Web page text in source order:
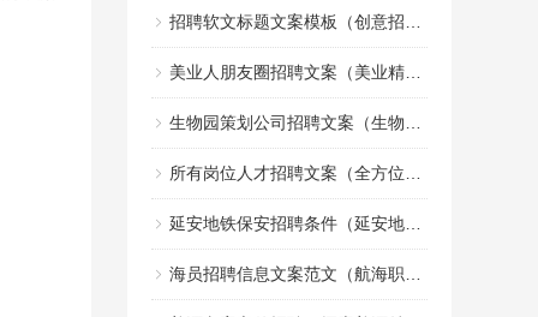
招聘软文标题文案模板（创意招聘文案标题设计指南）
美业人朋友圈招聘文案（美业精英招募令：共创美丽事业的朋友圈）
生物园策划公司招聘文案（生物园策划团队诚邀创意文案加入）
所有岗位人才招聘文案（全方位职位人才招募宣传文案）
延安地铁保安招聘条件（延安地铁安保人员招聘标准）
海员招聘信息文案范文（航海职业机会招募启事文案示例）